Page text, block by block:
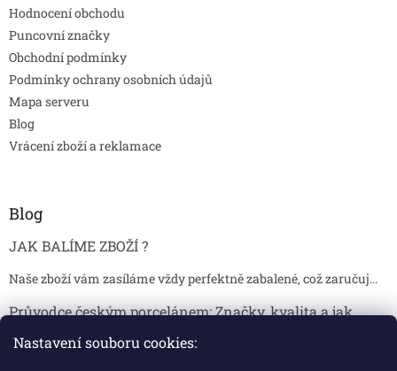
Nastavení souboru cookies:
Hodnocení obchodu
Puncovní značky
Obchodní podmínky
Podmínky ochrany osobních údajů
Mapa serveru
Blog
Vrácení zboží a reklamace
Blog
JAK BALÍME ZBOŽÍ ?
Naše zboží vám zasíláme vždy perfektně zabalené, což zaručuj...
Průvodce českým porcelánem: Značky, kvalita a jak